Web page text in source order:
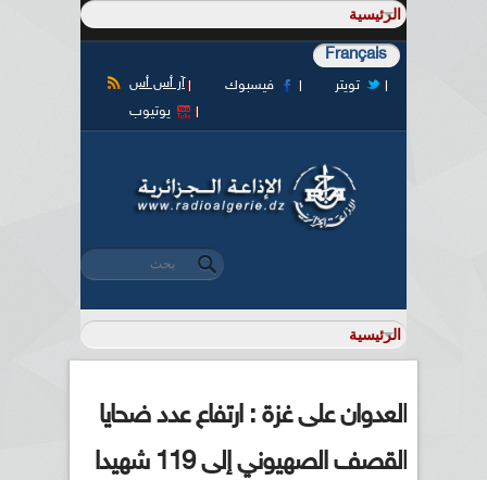
Français
آر أس أس فيسبوك
تويتر
يوتيوب
استمارة البحث
‏بحث ‏
العدوان على غزة : ارتفاع عدد ضحايا
القصف الصهيوني إلى 119 شهيدا